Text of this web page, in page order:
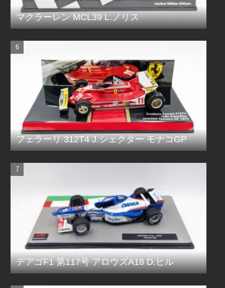
マクラーレン MCL39 L.ノリス
フェラーリ 312T4 J.シェクター モナコGP
デアゴF1 第117号 アロウズA18 D.ヒル